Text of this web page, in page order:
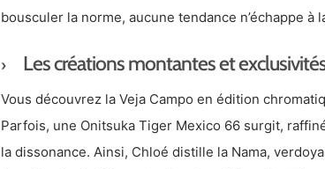
bousculer la norme, aucune tendance n’échappe à
Les créations montantes et
Vous découvrez la Veja Campo en édition
Parfois, une Onitsuka Tiger Mexico 66 surgit,
la dissonance. Ainsi, Chloé distille la Nama,